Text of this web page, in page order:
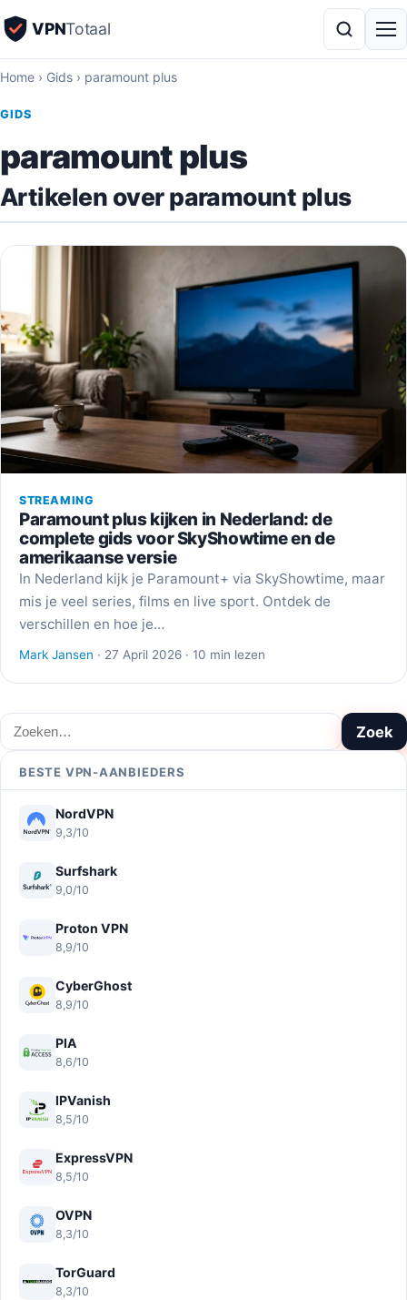
VPNTotaal
Home › Gids › paramount plus
GIDS
paramount plus
Artikelen over paramount plus
STREAMING
Paramount plus kijken in Nederland: de
complete gids voor SkyShowtime en de
amerikaanse versie
In Nederland kijk je Paramount+ via SkyShowtime, maar
mis je veel series, films en live sport. Ontdek de
verschillen en hoe je…
Mark Jansen · 27 April 2026 · 10 min lezen
Zoeken Zoek
BESTE VPN-AANBIEDERS
NordVPN
9,3/10
Surfshark
9,0/10
Proton VPN
8,9/10
CyberGhost
8,9/10
PIA
8,6/10
IPVanish
8,5/10
ExpressVPN
8,5/10
OVPN
8,3/10
TorGuard
8,3/10